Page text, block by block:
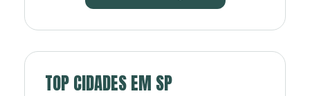
TOP CIDADES EM SP